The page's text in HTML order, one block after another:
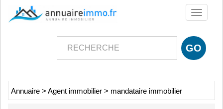
Toggle
Annuaire > Agent immobilier > mandataire immobilier